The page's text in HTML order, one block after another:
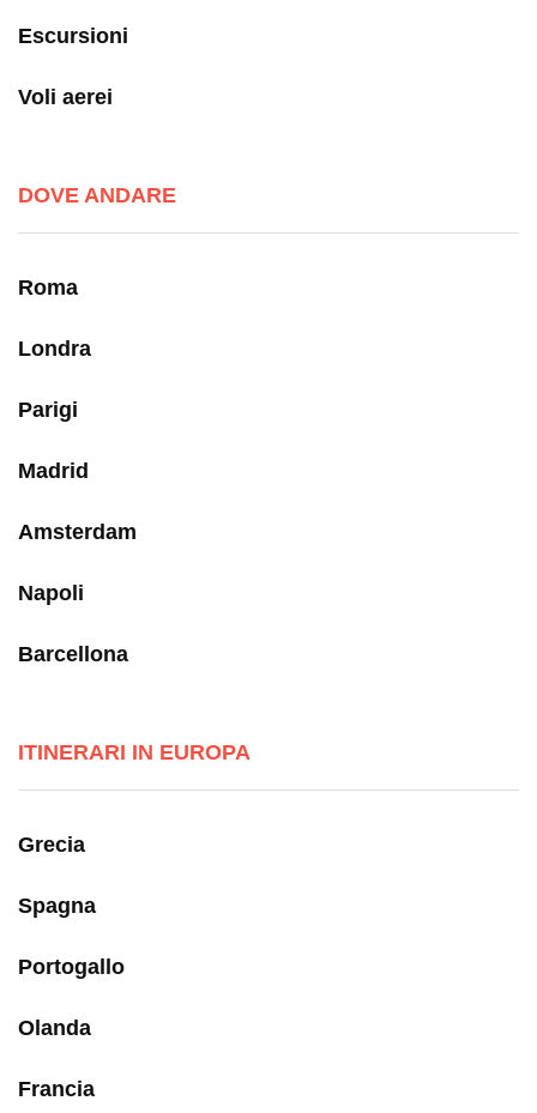
Escursioni
Voli aerei
DOVE ANDARE
Roma
Londra
Parigi
Madrid
Amsterdam
Napoli
Barcellona
ITINERARI IN EUROPA
Grecia
Spagna
Portogallo
Olanda
Francia